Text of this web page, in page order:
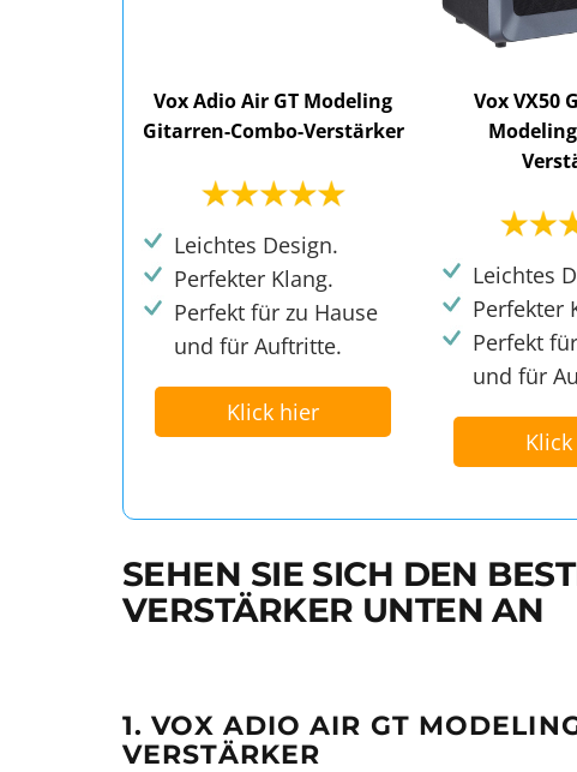
Vox Adio Air GT Modeling
Gitarren-Combo-Verstärker
Leichtes Design.
Perfekter Klang.
Perfekt für zu Hause
und für Auftritte.
Klick hier
Vox VX50
Leichtes
Perfekter
Perfekt
und für
SEHEN SIE SICH DEN
VERSTÄRKER UNTEN AN
1. VOX ADIO AIR GT
VERSTÄRKER